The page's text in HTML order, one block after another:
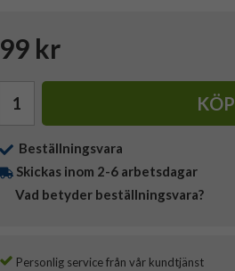
99 kr
KÖP
Beställningsvara
Skickas inom 2-6 arbetsdagar
Vad betyder beställningsvara?
Personlig service från vår kundtjänst